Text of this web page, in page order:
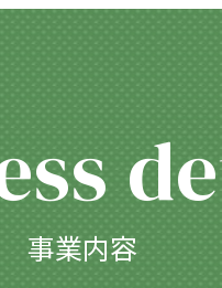
事業内容